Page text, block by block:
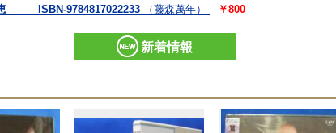
恵 ISBN-9784817022233
（藤森萬年） ￥800
新着情報